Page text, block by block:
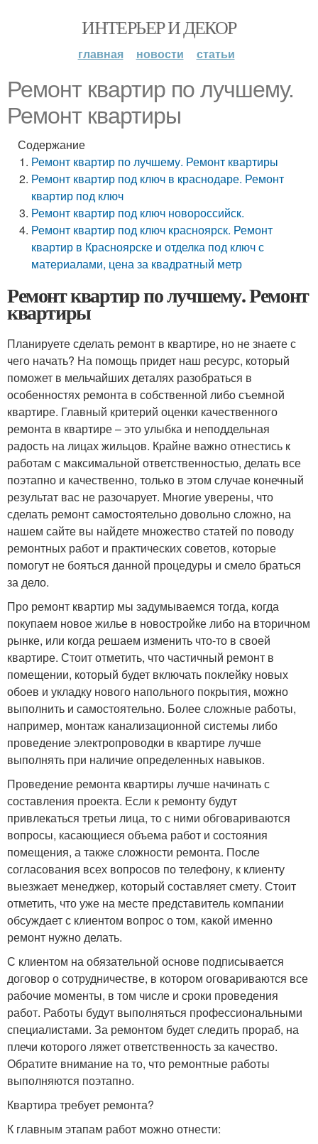
ИНТЕРЬЕР И ДЕКОР
главная новости статьи
Ремонт квартир по лучшему.
Ремонт квартиры
Содержание
Ремонт квартир по лучшему. Ремонт квартиры
Ремонт квартир под ключ в краснодаре. Ремонт
квартир под ключ
Ремонт квартир под ключ новороссийск.
Ремонт квартир под ключ красноярск. Ремонт
квартир в Красноярске и отделка под ключ с
материалами, цена за квадратный метр
Ремонт квартир по лучшему. Ремонт
квартиры
Планируете сделать ремонт в квартире, но не знаете с
чего начать? На помощь придет наш ресурс, который
поможет в мельчайших деталях разобраться в
особенностях ремонта в собственной либо съемной
квартире. Главный критерий оценки качественного
ремонта в квартире – это улыбка и неподдельная
радость на лицах жильцов. Крайне важно отнестись к
работам с максимальной ответственностью, делать все
поэтапно и качественно, только в этом случае конечный
результат вас не разочарует. Многие уверены, что
сделать ремонт самостоятельно довольно сложно, на
нашем сайте вы найдете множество статей по поводу
ремонтных работ и практических советов, которые
помогут не бояться данной процедуры и смело браться
за дело.
Про ремонт квартир мы задумываемся тогда, когда
покупаем новое жилье в новостройке либо на вторичном
рынке, или когда решаем изменить что-то в своей
квартире. Стоит отметить, что частичный ремонт в
помещении, который будет включать поклейку новых
обоев и укладку нового напольного покрытия, можно
выполнить и самостоятельно. Более сложные работы,
например, монтаж канализационной системы либо
проведение электропроводки в квартире лучше
выполнять при наличие определенных навыков.
Проведение ремонта квартиры лучше начинать с
составления проекта. Если к ремонту будут
привлекаться третьи лица, то с ними обговариваются
вопросы, касающиеся объема работ и состояния
помещения, а также сложности ремонта. После
согласования всех вопросов по телефону, к клиенту
выезжает менеджер, который составляет смету. Стоит
отметить, что уже на месте представитель компании
обсуждает с клиентом вопрос о том, какой именно
ремонт нужно делать.
С клиентом на обязательной основе подписывается
договор о сотрудничестве, в котором оговариваются все
рабочие моменты, в том числе и сроки проведения
работ. Работы будут выполняться профессиональными
специалистами. За ремонтом будет следить прораб, на
плечи которого ляжет ответственность за качество.
Обратите внимание на то, что ремонтные работы
выполняются поэтапно.
Квартира требует ремонта?
К главным этапам работ можно отнести: